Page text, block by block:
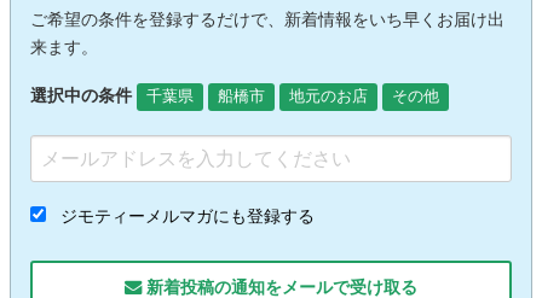
ご希望の条件を登録するだけで、新着情報をいち早くお届け出
来ます。
選択中の条件 千葉県 船橋市 地元のお店 その他
ジモティーメルマガにも登録する
新着投稿の通知をメールで受け取る